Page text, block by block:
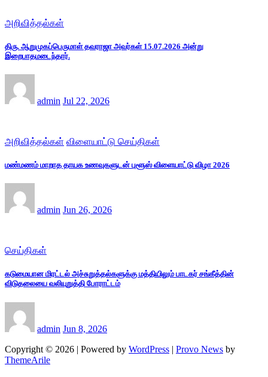
அறிவித்தல்கள்
திரு. ஆறுமுகப்பெருமாள் தவராஜா அவர்கள் 15.07.2026 அன்று
இறைபாதமடைந்தார்.
admin Jul 22, 2026
அறிவித்தல்கள் விளையாட்டு செய்திகள்
மண்மணம் மாறாத தாயக உணவுகளுடன் புளூஸ் விளையாட்டு விழா 2026
admin Jun 26, 2026
செய்திகள்
கடுமையான மிரட்டல் அச்சுறுத்தல்களுக்கு மத்தியிலும் பாடகர் சங்கீத்தின்
விடுதலையை வலியுறுத்தி போராட்டம்
admin Jun 8, 2026
Copyright © 2026 | Powered by WordPress | Provo News by
ThemeArile